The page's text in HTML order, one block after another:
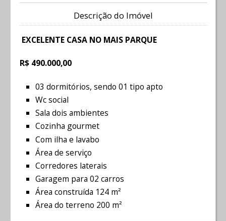
Descrição do Imóvel
EXCELENTE CASA NO MAIS PARQUE
R$ 490.000,00
03 dormitórios, sendo 01 tipo apto
Wc social
Sala dois ambientes
Cozinha gourmet
Com ilha e lavabo
Área de serviço
Corredores laterais
Garagem para 02 carros
Área construída 124 m²
Área do terreno 200 m²